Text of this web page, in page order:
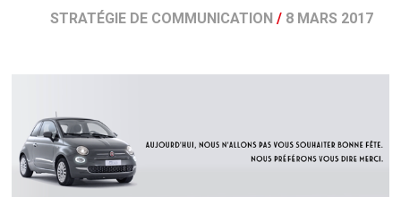
STRATÉGIE DE COMMUNICATION / 8 MARS 2017